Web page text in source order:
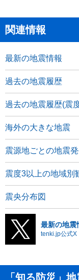
関連情報
最新の地震情報
過去の地震履歴
過去の地震履歴(震
海外の大きな地震
震源地ごとの地震
震度3以上の地域別
震央分布図
最新の地震
tenki.jp公式X
「知る防災」